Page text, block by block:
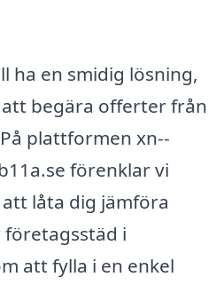
ha en smidig lösning,
begära offerter från
plattformen xn--
förenklar vi
låta dig jämföra
i
att fylla i en enkel